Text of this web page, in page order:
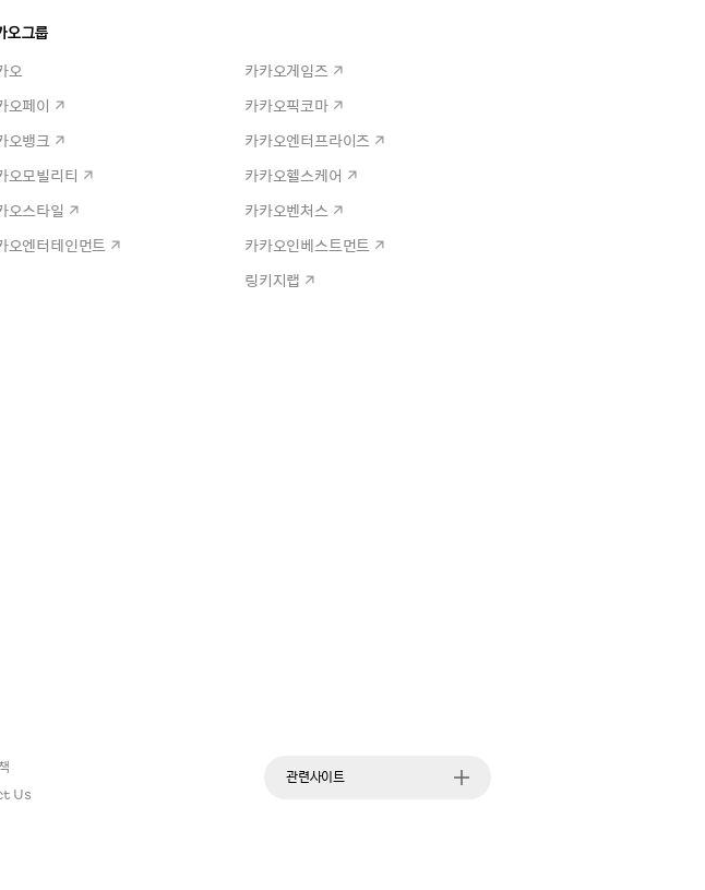
오그룹
오
오페이
오뱅크
오모빌리티
오스타일
오엔터테인먼트
카카오게임즈
카카오픽코마
카카오엔터프라이즈
카카오헬스케어
카카오벤처스
카카오인베스트먼트
링키지랩
Us
관련사이트